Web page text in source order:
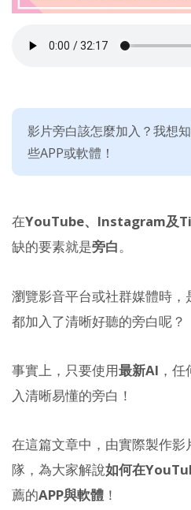
影片旁白該怎麼加入？我想
些APP或軟體！
在YouTube、Instagram及
缺的要素就是旁白。
瀏覽影音平台或社群媒體時
都加入了清晰好聽的旁白呢？
事實上，只要使用最新AI ，
入清晰易懂的旁白！
在這篇文章中，由實際製作影
隊，為大家解說如何在
薦的APP與軟體 ！